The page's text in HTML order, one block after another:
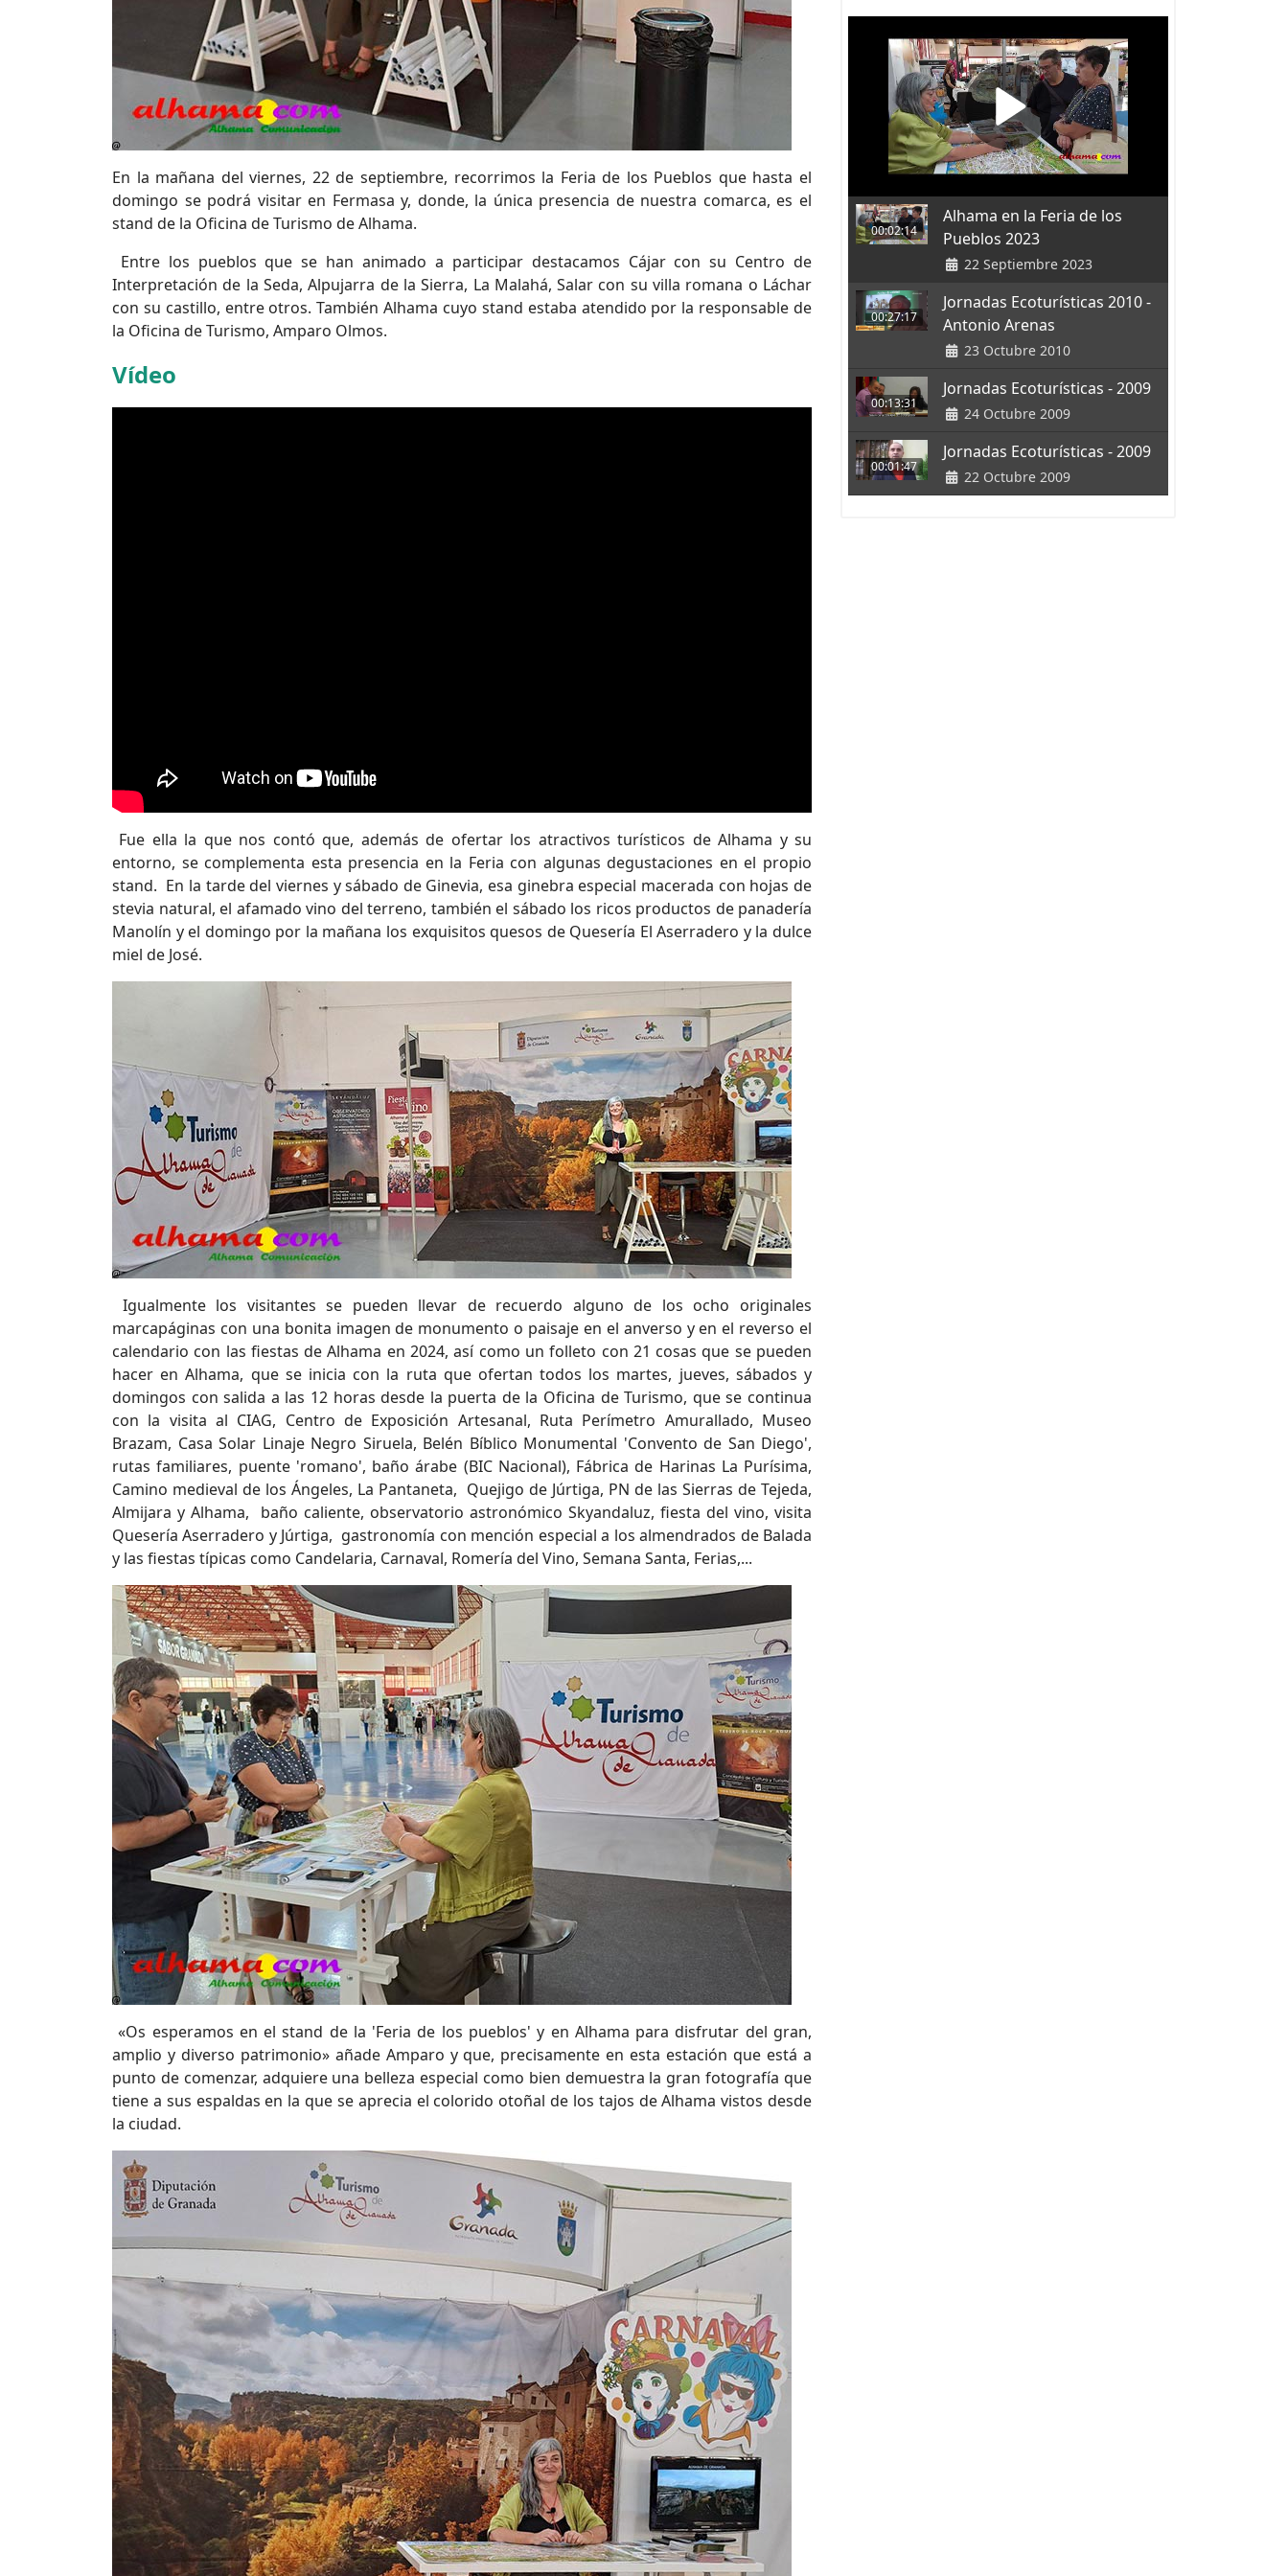
En la mañana del viernes, 22 de septiembre, recorrimos la Feria de los Pueblos que hasta el
domingo se podrá visitar en Fermasa y, donde, la única presencia de nuestra comarca, es el
stand de la Oficina de Turismo de Alhama.
Entre los pueblos que se han animado a participar destacamos Cájar con su Centro de
Interpretación de la Seda, Alpujarra de la Sierra, La Malahá, Salar con su villa romana o Láchar
con su castillo, entre otros. También Alhama cuyo stand estaba atendido por la responsable de
la Oficina de Turismo, Amparo Olmos.
Vídeo
Fue ella la que nos contó que, además de ofertar los atractivos turísticos de Alhama y su
entorno, se complementa esta presencia en la Feria con algunas degustaciones en el propio
stand. En la tarde del viernes y sábado de Ginevia, esa ginebra especial macerada con hojas de
stevia natural, el afamado vino del terreno, también el sábado los ricos productos de panadería
Manolín y el domingo por la mañana los exquisitos quesos de Quesería El Aserradero y la dulce
miel de José.
Igualmente los visitantes se pueden llevar de recuerdo alguno de los ocho originales
marcapáginas con una bonita imagen de monumento o paisaje en el anverso y en el reverso el
calendario con las fiestas de Alhama en 2024, así como un folleto con 21 cosas que se pueden
hacer en Alhama, que se inicia con la ruta que ofertan todos los martes, jueves, sábados y
domingos con salida a las 12 horas desde la puerta de la Oficina de Turismo, que se continua
con la visita al CIAG, Centro de Exposición Artesanal, Ruta Perímetro Amurallado, Museo
Brazam, Casa Solar Linaje Negro Siruela, Belén Bíblico Monumental 'Convento de San Diego',
rutas familiares, puente 'romano', baño árabe (BIC Nacional), Fábrica de Harinas La Purísima,
Camino medieval de los Ángeles, La Pantaneta, Quejigo de Júrtiga, PN de las Sierras de Tejeda,
Almijara y Alhama, baño caliente, observatorio astronómico Skyandaluz, fiesta del vino, visita
Quesería Aserradero y Júrtiga, gastronomía con mención especial a los almendrados de Balada
y las fiestas típicas como Candelaria, Carnaval, Romería del Vino, Semana Santa, Ferias,...
«Os esperamos en el stand de la 'Feria de los pueblos' y en Alhama para disfrutar del gran,
amplio y diverso patrimonio» añade Amparo y que, precisamente en esta estación que está a
punto de comenzar, adquiere una belleza especial como bien demuestra la gran fotografía que
tiene a sus espaldas en la que se aprecia el colorido otoñal de los tajos de Alhama vistos desde
la ciudad.
00:02:14
Alhama en la Feria de los
Pueblos 2023
22 Septiembre 2023
00:27:17
Jornadas Ecoturísticas 2010 -
Antonio Arenas
23 Octubre 2010
00:13:31
Jornadas Ecoturísticas - 2009
24 Octubre 2009
00:01:47
Jornadas Ecoturísticas - 2009
22 Octubre 2009